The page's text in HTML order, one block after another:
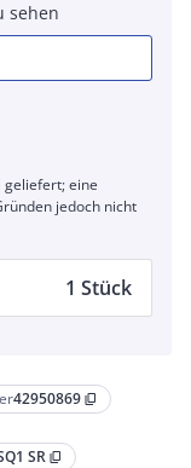
42950869 content_copy
SR content_copy
sehen
geliefert; eine
jedoch nicht
1 Stück